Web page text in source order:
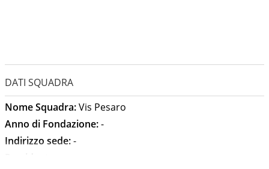
DATI SQUADRA
Nome Squadra:Vis Pesaro
Anno di Fondazione:-
Indirizzo sede:-
Presidente: